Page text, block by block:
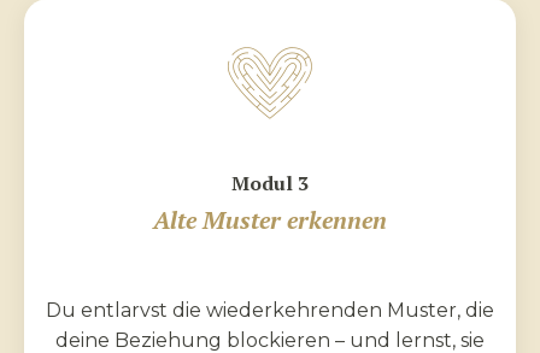
Modul 3
Alte Muster erkennen
Du entlarvst die wiederkehrenden Muster, die
deine Beziehung blockieren – und lernst, sie